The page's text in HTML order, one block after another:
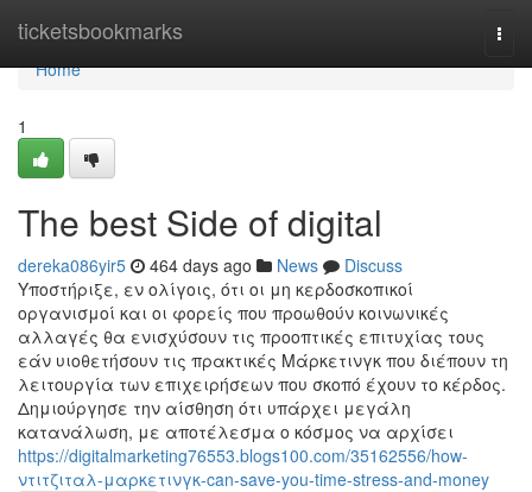
ticketsbookmarks
Home
Home
1
The best Side of digital
dereka086yir5 464 days ago News
Discuss
Υποστήριξε, εν ολίγοις, ότι οι μη κερδοσκοπικοί
οργανισμοί και οι φορείς που προωθούν κοινωνικές
αλλαγές θα ενισχύσουν τις προοπτικές επιτυχίας τους
εάν υιοθετήσουν τις πρακτικές Μάρκετινγκ που διέπουν τη
λειτουργία των επιχειρήσεων που σκοπό έχουν το κέρδος.
Δημιούργησε την αίσθηση ότι υπάρχει μεγάλη
κατανάλωση, με αποτέλεσμα ο κόσμος να αρχίσει
https://digitalmarketing76553.blogs100.com/35162556/how-
ντιτζιταλ-μαρκετινγκ-can-save-you-time-stress-and-money